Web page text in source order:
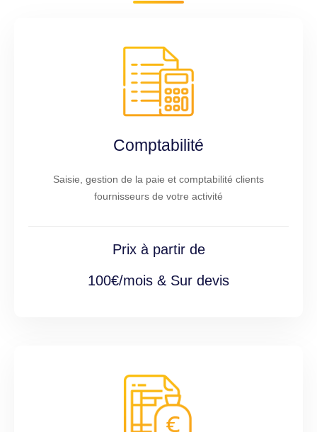
Comptabilité
Saisie, gestion de la paie et comptabilité clients
fournisseurs de votre activité
Prix à partir de
100€/mois & Sur devis